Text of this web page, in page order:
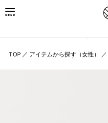
TOP ／ アイテムから探す（女性） ／